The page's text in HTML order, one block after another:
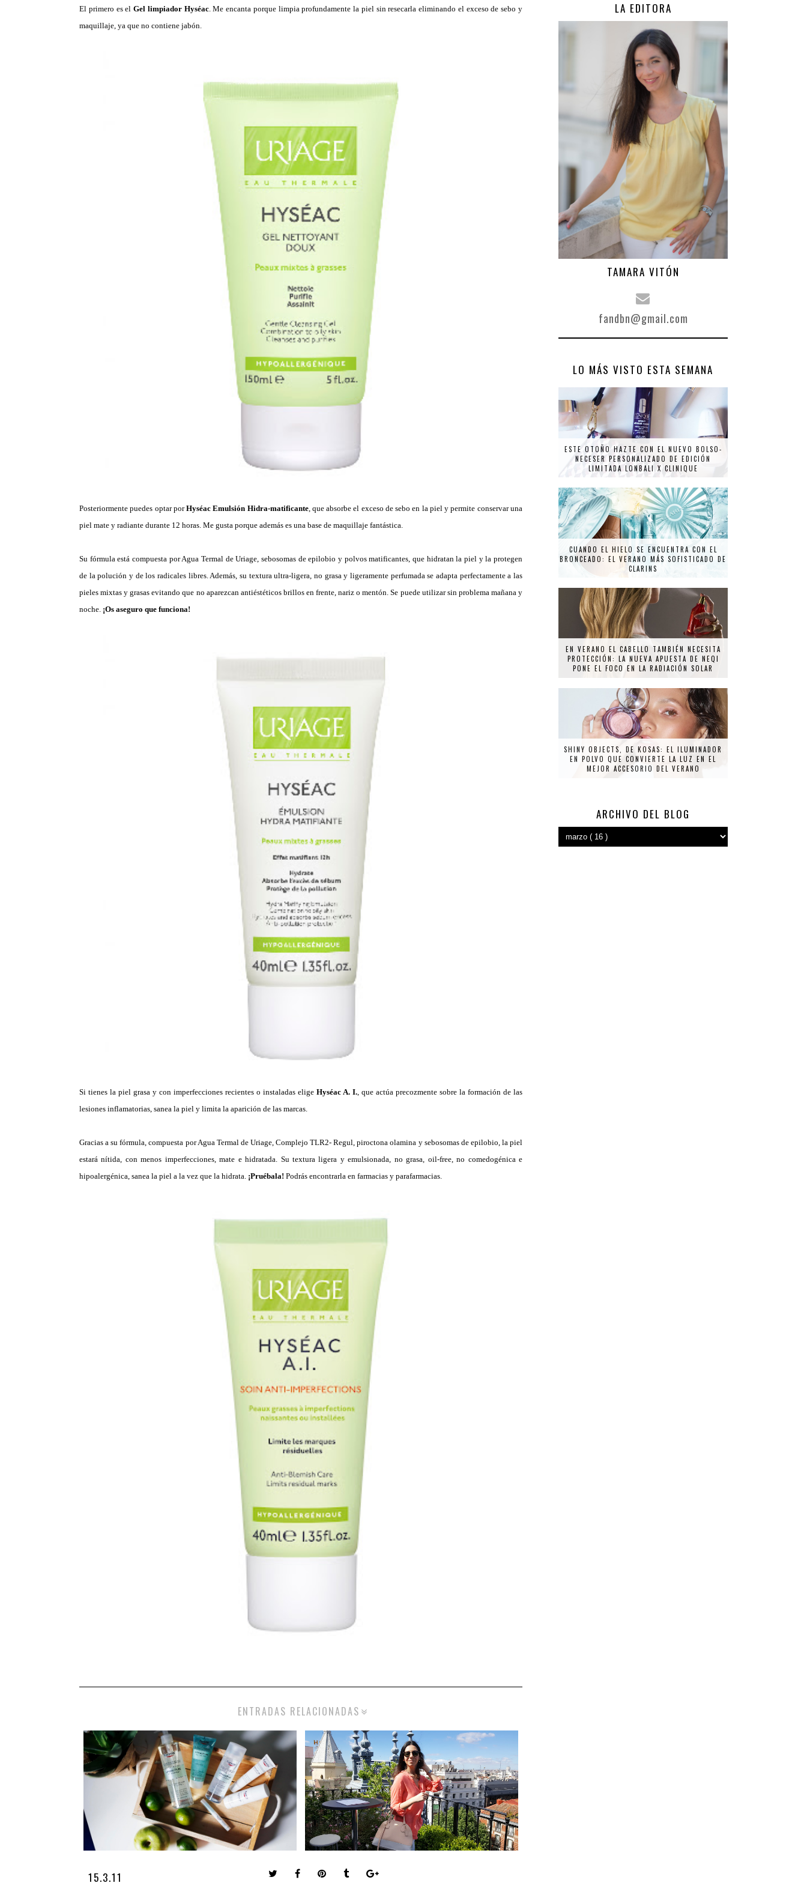
El primero es elGel limpiador Hyséac. Me encanta porque limpia profundamente la piel sin resecarla eliminando el exceso de sebo y
maquillaje, ya que no contiene jabón.
Posteriormente puedes optar porHyséac Emulsión Hidra-matificante, que absorbe el exceso de sebo en la piel y permite conservar una
piel mate y radiante durante 12 horas. Me gusta porque además es una base de maquillaje fantástica.
Su fórmula está compuesta por Agua Termal de Uriage, sebosomas de epilobio y polvos matificantes, que hidratan la piel y la protegen
de la polución y de los radicales libres. Además, su textura ultra-ligera, no grasa y ligeramente perfumada se adapta perfectamente a las
pieles mixtas y grasas evitando que no aparezcan antiéstéticos brillos en frente, nariz o mentón. Se puede utilizar sin problema mañana y
noche. ¡Os aseguro que funciona!
Si tienes la piel grasa y con imperfecciones recientes o instaladas elige Hyséac A. I. , que actúa precozmente sobre la formación de las
lesiones inflamatorias, sanea la piel y limita la aparición de las marcas.
Gracias a su fórmula, compuesta por Agua Termal de Uriage, Complejo TLR2- Regul, piroctona olamina y sebosomas de epilobio, la piel
estará nítida, con menos imperfecciones, mate e hidratada. Su textura ligera y emulsionada, no grasa, oil-free, no comedogénica e
hipoalergénica, sanea la piel a la vez que la hidrata. ¡Pruébala! Podrás encontrarla en farmacias y parafarmacias.
ENTRADAS RELACIONADAS
15.3.11
LA EDITORA
TAMARA VITÓN
fandbn@gmail.com
LO MÁS VISTO ESTA SEMANA
ESTE OTOÑO HAZTE CON EL NUEVO BOLSO-
NECESER PERSONALIZADO DE EDICIÓN
LIMITADA LONBALI X CLINIQUE
CUANDO EL HIELO SE ENCUENTRA CON EL
BRONCEADO: EL VERANO MÁS SOFISTICADO DE
CLARINS
EN VERANO EL CABELLO TAMBIÉN NECESITA
PROTECCIÓN: LA NUEVA APUESTA DE NEQI
PONE EL FOCO EN LA RADIACIÓN SOLAR
SHINY OBJECTS, DE KOSAS: EL ILUMINADOR
EN POLVO QUE CONVIERTE LA LUZ EN EL
MEJOR ACCESORIO DEL VERANO
ARCHIVO DEL BLOG